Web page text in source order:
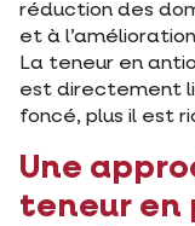
réduction des
et à
La teneur en
est directement
foncé, plus il est
Une
teneur en